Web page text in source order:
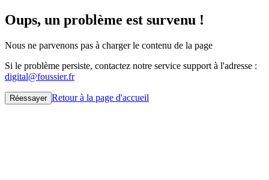
Oups, un problème est survenu !
Nous ne parvenons pas à charger le contenu de la page
Si le problème persiste, contactez notre service support à l'adresse :
digital@foussier.fr
Réessayer Retour à la page d'accueil